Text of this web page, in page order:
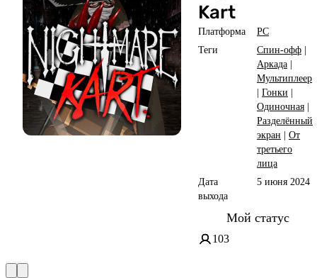
Kart
Платформа
PC
Теги
Спин-офф |
Аркада |
Мультиплеер
| Гонки |
Одиночная |
Разделённый
экран | От
третьего
лица
Дата
выхода
5 июня 2024
Мой статус
103